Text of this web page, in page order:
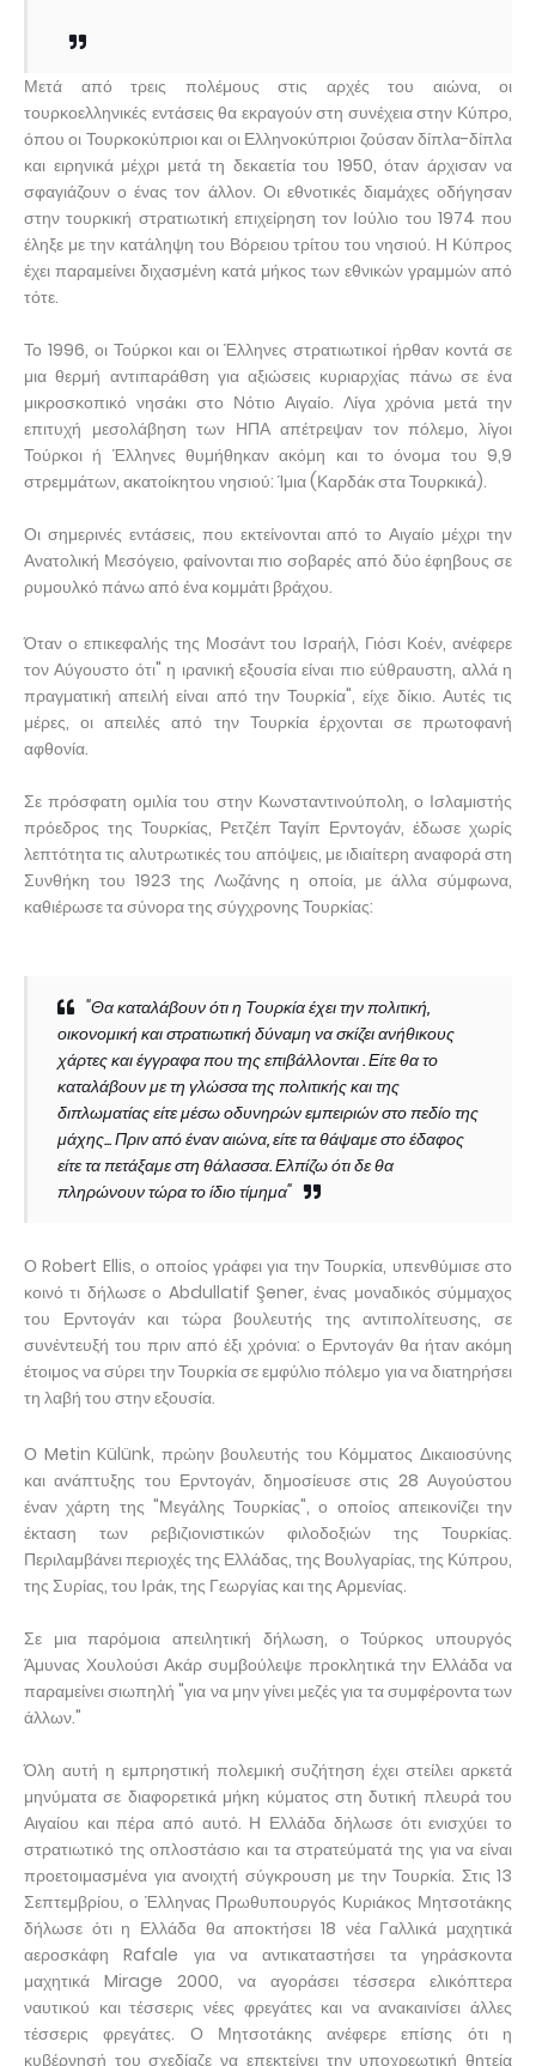
Μετά από τρεις πολέμους στις αρχές του αιώνα, οι
τουρκοελληνικές εντάσεις θα εκραγούν στη συνέχεια στην Κύπρο,
όπου οι Τουρκοκύπριοι και οι Ελληνοκύπριοι ζούσαν δίπλα-δίπλα
και ειρηνικά μέχρι μετά τη δεκαετία του 1950, όταν άρχισαν να
σφαγιάζουν ο ένας τον άλλον. Οι εθνοτικές διαμάχες οδήγησαν
στην τουρκική στρατιωτική επιχείρηση τον Ιούλιο του 1974 που
έληξε με την κατάληψη του Βόρειου τρίτου του νησιού. Η Κύπρος
έχει παραμείνει διχασμένη κατά μήκος των εθνικών γραμμών από
τότε.
Το 1996, οι Τούρκοι και οι Έλληνες στρατιωτικοί ήρθαν κοντά σε
μια θερμή αντιπαράθση για αξιώσεις κυριαρχίας πάνω σε ένα
μικροσκοπικό νησάκι στο Νότιο Αιγαίο. Λίγα χρόνια μετά την
επιτυχή μεσολάβηση των ΗΠΑ απέτρεψαν τον πόλεμο, λίγοι
Τούρκοι ή Έλληνες θυμήθηκαν ακόμη και το όνομα του 9,9
στρεμμάτων, ακατοίκητου νησιού: Ίμια (Καρδάκ στα Τουρκικά).
Οι σημερινές εντάσεις, που εκτείνονται από το Αιγαίο μέχρι την
Ανατολική Μεσόγειο, φαίνονται πιο σοβαρές από δύο έφηβους σε
ρυμουλκό πάνω από ένα κομμάτι βράχου.
Όταν ο επικεφαλής της Μοσάντ του Ισραήλ, Γιόσι Κοέν, ανέφερε
τον Αύγουστο ότι" η ιρανική εξουσία είναι πιο εύθραυστη, αλλά η
πραγματική απειλή είναι από την Τουρκία", είχε δίκιο. Αυτές τις
μέρες, οι απειλές από την Τουρκία έρχονται σε πρωτοφανή
αφθονία.
Σε πρόσφατη ομιλία του στην Κωνσταντινούπολη, ο Ισλαμιστής
πρόεδρος της Τουρκίας, Ρετζέπ Ταγίπ Ερντογάν, έδωσε χωρίς
λεπτότητα τις αλυτρωτικές του απόψεις, με ιδιαίτερη αναφορά στη
Συνθήκη του 1923 της Λωζάνης η οποία, με άλλα σύμφωνα,
καθιέρωσε τα σύνορα της σύγχρονης Τουρκίας:
"Θα καταλάβουν ότι η Τουρκία έχει την πολιτική,
οικονομική και στρατιωτική δύναμη να σκίζει ανήθικους
χάρτες και έγγραφα που της επιβάλλονται . Είτε θα το
καταλάβουν με τη γλώσσα της πολιτικής και της
διπλωματίας είτε μέσω οδυνηρών εμπειριών στο πεδίο της
μάχης... Πριν από έναν αιώνα, είτε τα θάψαμε στο έδαφος
είτε τα πετάξαμε στη θάλασσα. Ελπίζω ότι δε θα
πληρώνουν τώρα το ίδιο τίμημα"
Ο Robert Ellis, ο οποίος γράφει για την Τουρκία, υπενθύμισε στο
κοινό τι δήλωσε ο Abdullatif Şener, ένας μοναδικός σύμμαχος
του Ερντογάν και τώρα βουλευτής της αντιπολίτευσης, σε
συνέντευξή του πριν από έξι χρόνια: ο Ερντογάν θα ήταν ακόμη
έτοιμος να σύρει την Τουρκία σε εμφύλιο πόλεμο για να διατηρήσει
τη λαβή του στην εξουσία.
Ο Metin Külünk, πρώην βουλευτής του Κόμματος Δικαιοσύνης
και ανάπτυξης του Ερντογάν, δημοσίευσε στις 28 Αυγούστου
έναν χάρτη της "Μεγάλης Τουρκίας", ο οποίος απεικονίζει την
έκταση των ρεβιζιονιστικών φιλοδοξιών της Τουρκίας.
Περιλαμβάνει περιοχές της Ελλάδας, της Βουλγαρίας, της Κύπρου,
της Συρίας, του Ιράκ, της Γεωργίας και της Αρμενίας.
Σε μια παρόμοια απειλητική δήλωση, ο Τούρκος υπουργός
Άμυνας Χουλούσι Ακάρ συμβούλεψε προκλητικά την Ελλάδα να
παραμείνει σιωπηλή "για να μην γίνει μεζές για τα συμφέροντα των
άλλων."
Όλη αυτή η εμπρηστική πολεμική συζήτηση έχει στείλει αρκετά
μηνύματα σε διαφορετικά μήκη κύματος στη δυτική πλευρά του
Αιγαίου και πέρα από αυτό. Η Ελλάδα δήλωσε ότι ενισχύει το
στρατιωτικό της οπλοστάσιο και τα στρατεύματά της για να είναι
προετοιμασμένα για ανοιχτή σύγκρουση με την Τουρκία. Στις 13
Σεπτεμβρίου, ο Έλληνας Πρωθυπουργός Κυριάκος Μητσοτάκης
δήλωσε ότι η Ελλάδα θα αποκτήσει 18 νέα Γαλλικά μαχητικά
αεροσκάφη Rafale για να αντικαταστήσει τα γηράσκοντα
μαχητικά Mirage 2000, να αγοράσει τέσσερα ελικόπτερα
ναυτικού και τέσσερις νέες φρεγάτες και να ανακαινίσει άλλες
τέσσερις φρεγάτες. Ο Μητσοτάκης ανέφερε επίσης ότι η
κυβέρνησή του σχεδίαζε να επεκτείνει την υποχρεωτική θητεία